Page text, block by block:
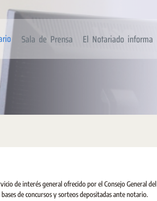
Sala de Prensa El Notariado informa
de interés general ofrecido por el Consejo General del
de concursos y sorteos depositadas ante notario.